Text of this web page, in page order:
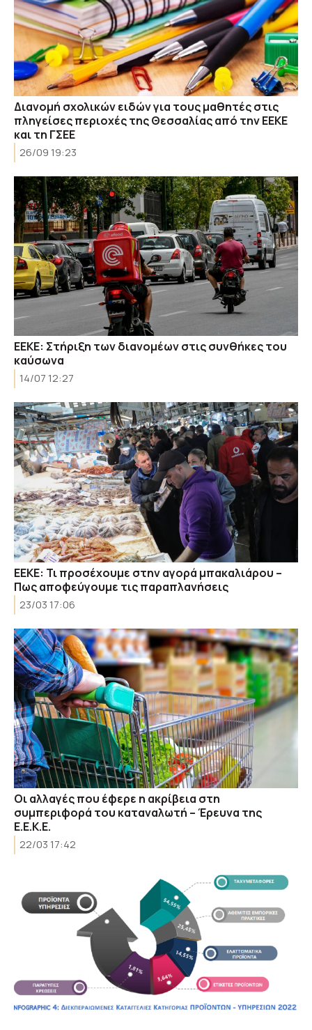
Διανομή σχολικών ειδών για τους μαθητές στις
πληγείσες περιοχές της Θεσσαλίας από την ΕΕΚΕ
και τη ΓΣΕΕ
26/09 19:23
ΕΕΚΕ: Στήριξη των διανομέων στις συνθήκες του
καύσωνα
14/07 12:27
ΕΕΚΕ: Τι προσέχουμε στην αγορά μπακαλιάρου –
Πως αποφεύγουμε τις παραπλανήσεις
23/03 17:06
Oι αλλαγές που έφερε η ακρίβεια στη
συμπεριφορά του καταναλωτή – Έρευνα της
Ε.Ε.Κ.Ε.
22/03 17:42